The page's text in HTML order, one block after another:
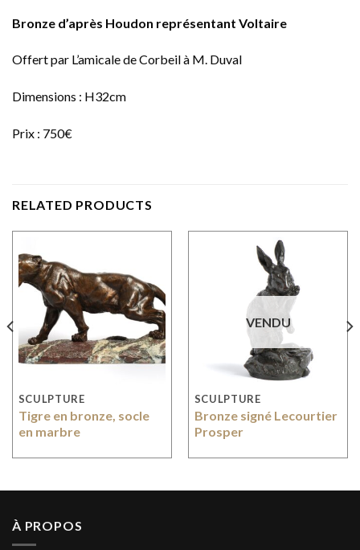
Bronze d’après Houdon représentant Voltaire
Offert par L’amicale de Corbeil à M. Duval
Dimensions : H32cm
Prix : 750€
RELATED PRODUCTS
SCULPTURE
Tigre en bronze, socle
en marbre
VENDU
SCULPTURE
Bronze signé Lecourtier
Prosper
À PROPOS